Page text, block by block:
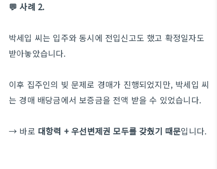
💬 사례 2.
박세입 씨는 입주와 동시에 전입신고도 했고 확정일자도
받아놓았습니다.
이후 집주인의 빚 문제로 경매가 진행되었지만, 박세입 씨
는 경매 배당금에서 보증금을 전액 받을 수 있었습니다.
→ 바로 대항력 + 우선변제권 모두를 갖췄기 때문입니다.